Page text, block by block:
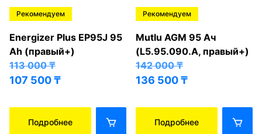
Рекомендуем
Energizer Plus EP95J 95
Ah (правый+)
113 000₸
107 500₸
Подробнее
Рекомендуем
Mutlu AGM 95 Ач
(L5.95.090.A, правый+)
142 000₸
136 500₸
Подробнее